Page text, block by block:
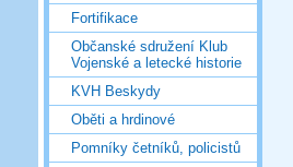
Fortifikace
Občanské sdružení Klub
Vojenské a letecké historie
KVH Beskydy
Oběti a hrdinové
Pomníky četníků, policistů